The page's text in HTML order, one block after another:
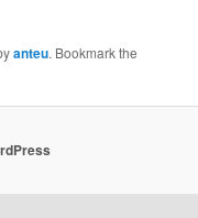
anteu. Bookmark the